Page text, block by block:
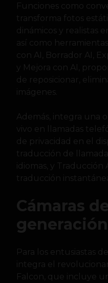
Funciones como
transforma fotos
dinámicos y realistas
así como
con AI, Borrador AI,
y Mejora con AI,
de reposicionar,
imágenes.
Además, integra una
vivo en llamadas
de privacidad en el
traducción de
idiomas, y Traducción
traducción
Cámaras
generación
Para los entusiastas
integra el
Falcon, que incluye